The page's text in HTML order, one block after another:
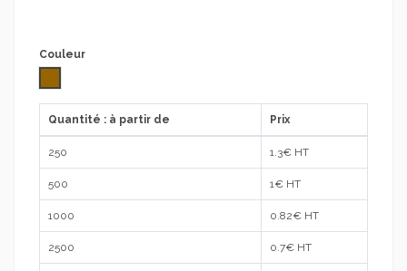
Couleur
Quantité : à partir de Prix
250 1.3€ HT
500 1 € HT
1000 0.82€ HT
2500 0.7€ HT